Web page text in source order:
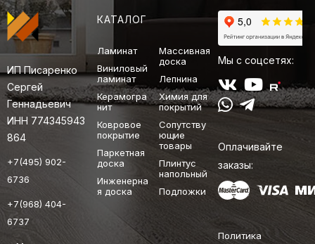
ИП Писаренко
Сергей
Геннадьевич
ИНН 774345943
864
+7(495) 902-
6736
+7(968) 404-
6737
КАТАЛОГ
Ламинат
Виниловый
ламинат
Керамогра
нит
Ковровое
покрытие
Паркетная
доска
Инженерна
я доска
Массивная
доска
Лепнина
Химия для
покрытий
Сопутству
ющие
товары
Плинтус
напольный
Подложки
Мы с соцсетях:
Оплачивайте
заказы:
Политика